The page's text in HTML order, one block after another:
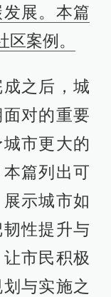
展。本篇
案例。
之后，城
对的重要
市更大的
篇列出可
示城市如
性提升与
市民积极
与实施之